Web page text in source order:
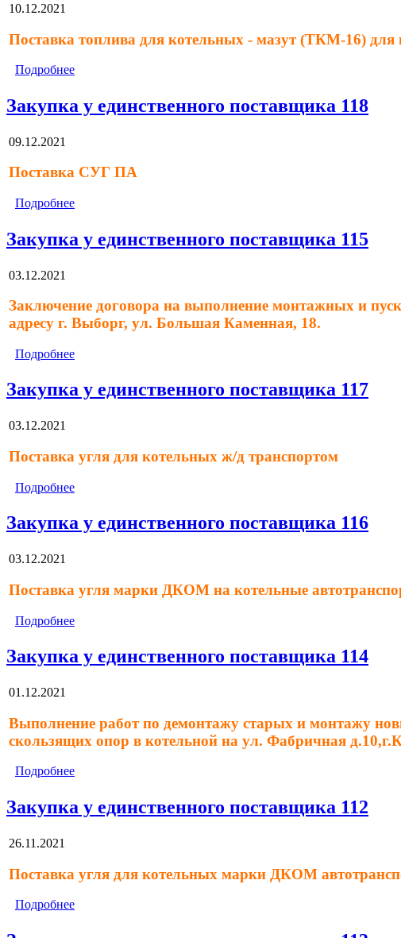
10.12.2021
Поставка топлива для котельных - мазут (ТКМ-16)
Подробнее
Закупка у единственного поставщика 118
09.12.2021
Поставка СУГ ПА
Подробнее
Закупка у единственного поставщика 115
03.12.2021
Заключение договора на выполнение монтажных и
адресу г. Выборг, ул. Большая Каменная, 18.
Подробнее
Закупка у единственного поставщика 117
03.12.2021
Поставка угля для котельных ж/д транспортом
Подробнее
Закупка у единственного поставщика 116
03.12.2021
Поставка угля марки ДКОМ на котельные
Подробнее
Закупка у единственного поставщика 114
01.12.2021
Выполнение работ по демонтажу старых и монтажу
скользящих опор в котельной на ул. Фабричная
Подробнее
Закупка у единственного поставщика 112
26.11.2021
Поставка угля для котельных марки ДКОМ
Подробнее